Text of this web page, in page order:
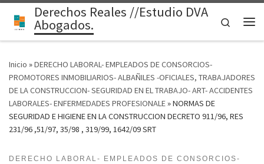
Saltar al contenido
Derechos Reales //Estudio DVA
Abogados.
Search
Inicio »DERECHO LABORAL- EMPLEADOS DE CONSORCIOS-
PROMOTORES INMOBILIARIOS- ALBAÑILES -OFICIALES, TRABAJADORES
DE LA CONSTRUCCION- SEGURIDAD EN EL TRABAJO- ART- ACCIDENTES
LABORALES- ENFERMEDADES PROFESIONALE»NORMAS DE
SEGURIDAD E HIGIENE EN LA CONSTRUCCION DECRETO 911/96, RES
231/96 ,51/97, 35/98 , 319/99, 1642/09 SRT
DERECHO LABORAL- EMPLEADOS DE CONSORCIOS-